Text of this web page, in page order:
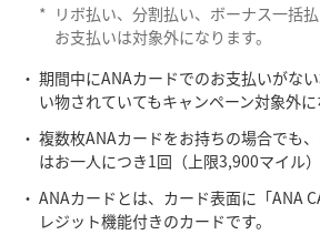
* リボ払い、分割払い、ボーナス一括
お支払いは対象外になります。
期間中にANAカードでのお支払いがな
い物されていてもキャンペーン対象外に
複数枚ANAカードをお持ちの場合でも
はお一人につき1回（上限3,900マイル）
ANAカードとは、カード表面に「ANA
レジット機能付きのカードです。